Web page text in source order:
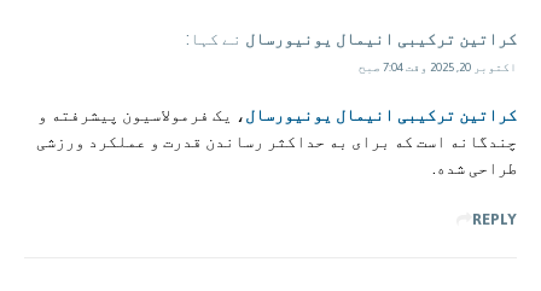
کراتین ترکیبی انیمال یونیورسال نے کہا:
اکتوبر 20, 2025 وقت 7:04 صبح
کراتین ترکیبی انیمال یونیورسال، یک فرمولاسیون پیشرفته و
چندگانه است که برای به حداکثر رساندن قدرت و عملکرد ورزشی
طراحی شده.
REPLY